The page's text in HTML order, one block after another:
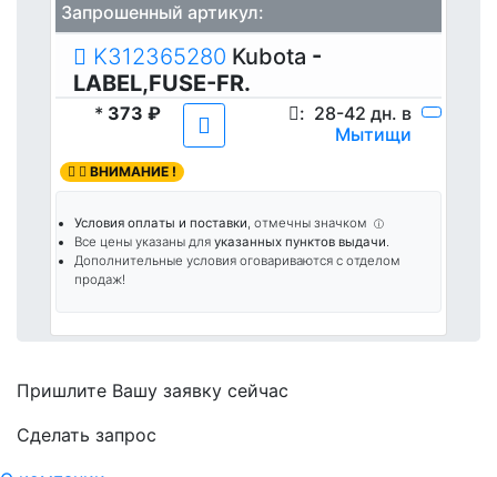
Запрошенный артикул:
K312365280 Kubota -
LABEL,FUSE-FR.
* 373 ₽ : 28-42 дн. в
Мытищи
ВНИМАНИЕ !
Условия оплаты и поставки, отмечны значком ⓘ
Все цены указаны для указанных пунктов выдачи.
Дополнительные условия оговариваются с отделом
продаж!
Пришлите Вашу заявку сейчас
Cделать запрос